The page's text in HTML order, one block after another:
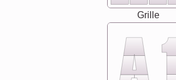
Grille